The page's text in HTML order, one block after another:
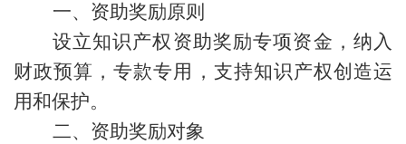
一、资助奖励原则
设立知识产权资助奖励专项资金，纳入
财政预算，专款专用，支持知识产权创造运
用和保护。
二、资助奖励对象